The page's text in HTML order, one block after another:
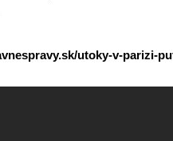
utoky-v-parizi-